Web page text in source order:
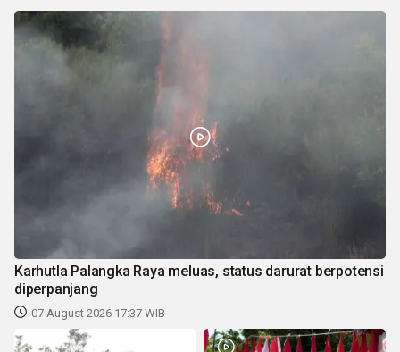
Karhutla Palangka Raya meluas, status darurat berpotensi
diperpanjang
07 August 2026 17:37 WIB